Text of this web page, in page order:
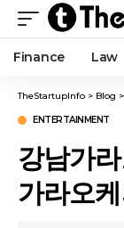
Finance Law
TheStartupInfo > Blog >
ENTERTAINMENT
강남가
가라오